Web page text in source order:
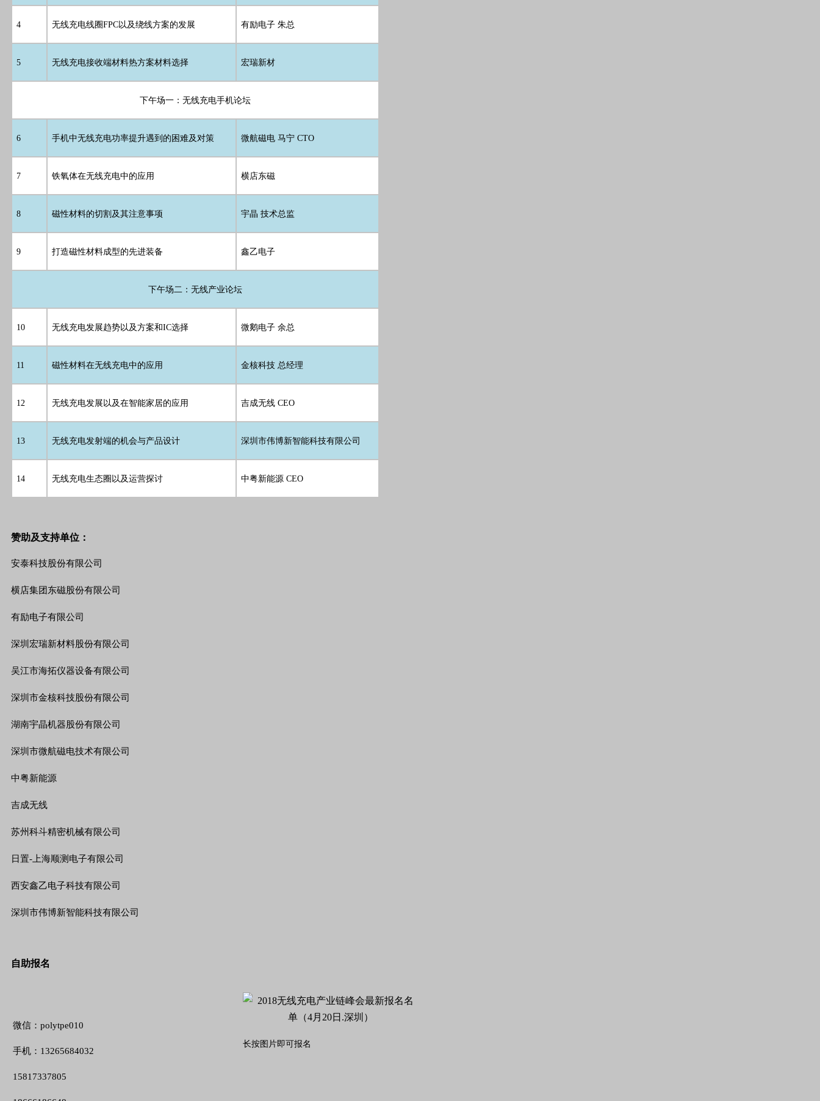
4 无线充电线圈FPC以及绕线方案的发展 有励电子 朱总
5 无线充电接收端材料热方案材料选择 宏瑞新材
下午场一：无线充电手机论坛
6 手机中无线充电功率提升遇到的困难及对策 微航磁电 马宁 CTO
7 铁氧体在无线充电中的应用 横店东磁
8 磁性材料的切割及其注意事项 宇晶 技术总监
9 打造磁性材料成型的先进装备 鑫乙电子
下午场二：无线产业论坛
10 无线充电发展趋势以及方案和IC选择 微鹅电子 余总
11 磁性材料在无线充电中的应用 金核科技 总经理
12 无线充电发展以及在智能家居的应用 吉成无线 CEO
13 无线充电发射端的机会与产品设计 深圳市伟博新智能科技有限公司
14 无线充电生态圈以及运营探讨 中粤新能源 CEO
赞助及支持单位：
安泰科技股份有限公司
横店集团东磁股份有限公司
有励电子有限公司
深圳宏瑞新材料股份有限公司
吴江市海拓仪器设备有限公司
深圳市金核科技股份有限公司
湖南宇晶机器股份有限公司
深圳市微航磁电技术有限公司
中粤新能源
吉成无线
苏州科斗精密机械有限公司
日置-上海顺测电子有限公司
西安鑫乙电子科技有限公司
深圳市伟博新智能科技有限公司
自助报名
微信：polytpe010
手机：13265684032
15817337805
长按图片即可报名